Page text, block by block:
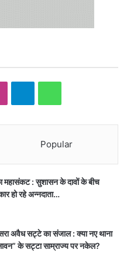
Popular
महासंकट : सुशासन के दावों के बीच
हो रहे अन्नदाता…
अवैध सट्टे का संजाल : क्या नए थाना
के सट्टा साम्राज्य पर नकेल?